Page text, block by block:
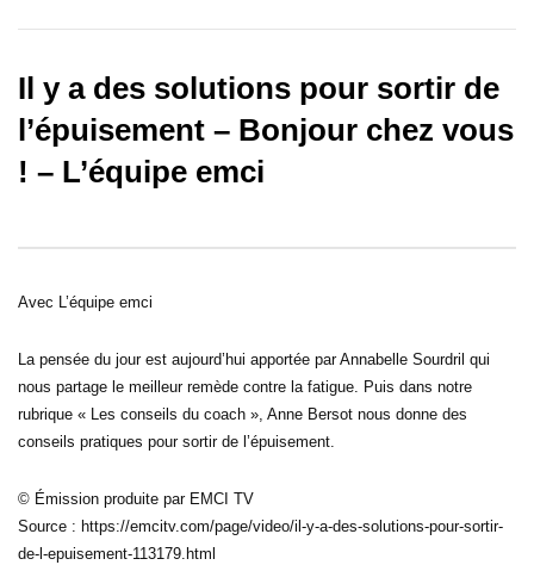
32:29
Il y a des solutions pour sortir de
l’épuisement – Bonjour chez vous
! – L’équipe emci
Avec L’équipe emci
La pensée du jour est aujourd’hui apportée par Annabelle Sourdril qui
nous partage le meilleur remède contre la fatigue. Puis dans notre
rubrique « Les conseils du coach », Anne Bersot nous donne des
conseils pratiques pour sortir de l’épuisement.
© Émission produite par EMCI TV
Source : https://emcitv.com/page/video/il-y-a-des-solutions-pour-sortir-
de-l-epuisement-113179.html